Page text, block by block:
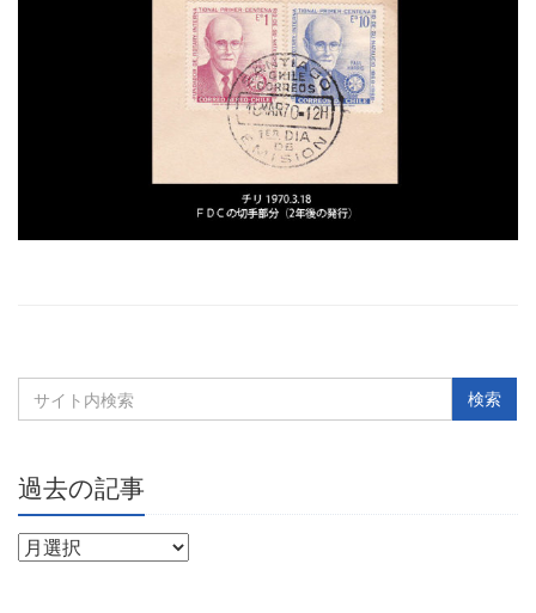
過去の記事